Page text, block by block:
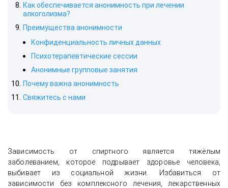
Как обеспечивается анонимность при лечении
алкоголизма?
Преимущества анонимности
Конфиденциальность личных данных
Психотерапевтические сессии
Анонимные групповые занятия
Почему важна анонимность
Свяжитесь с нами
Зависимость от спиртного является тяжёлым
заболеванием, которое подрывает здоровье человека,
выбивает из социальной жизни. Избавиться от
зависимости без комплексного лечения, лекарственных